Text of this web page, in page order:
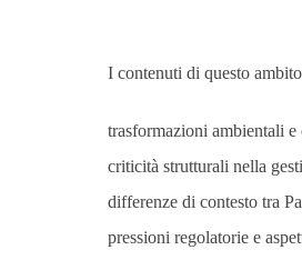
I contenuti di questo
trasformazioni ambientali e
criticità strutturali nella
differenze di contesto tra
pressioni regolatorie e